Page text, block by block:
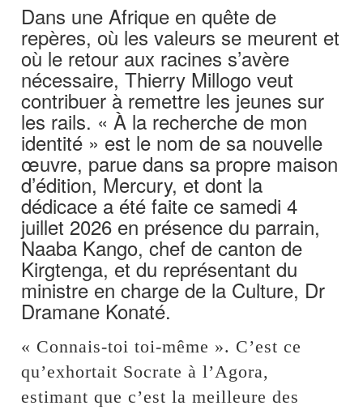
Dans une Afrique en quête de
repères, où les valeurs se meurent et
où le retour aux racines s’avère
nécessaire, Thierry Millogo veut
contribuer à remettre les jeunes sur
les rails. « À la recherche de mon
identité » est le nom de sa nouvelle
œuvre, parue dans sa propre maison
d’édition, Mercury, et dont la
dédicace a été faite ce samedi 4
juillet 2026 en présence du parrain,
Naaba Kango, chef de canton de
Kirgtenga, et du représentant du
ministre en charge de la Culture, Dr
Dramane Konaté.
« Connais-toi toi-même ». C’est ce
qu’exhortait Socrate à l’Agora,
estimant que c’est la meilleure des